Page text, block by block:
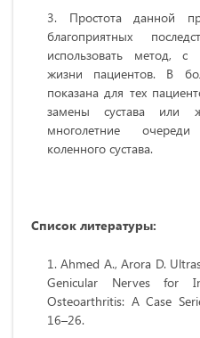
Простота данной
благоприятных
использовать метод, с
жизни пациентов. В
показана для тех
замены сустава или
многолетние
коленного сустава.
Список литературы:
Ahmed A., Arora D.
Genicular Nerves for
Osteoarthritis: A Case
16–26.